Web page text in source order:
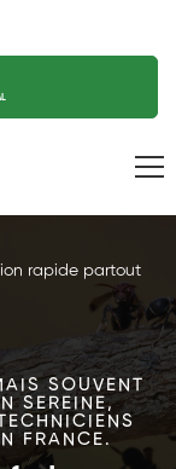
rapide partout
SOUVENT
SEREINE,
FRANCE.